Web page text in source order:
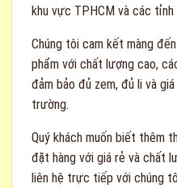
khu vực TPHCM và các tỉnh
Chúng tôi cam kết màng
phẩm với chất lượng cao,
đảm bảo đủ zem, đủ li và
trường.
Quý khách muốn biết thêm
đặt hàng với giá rẻ và chất
liên hệ trực tiếp với chúng